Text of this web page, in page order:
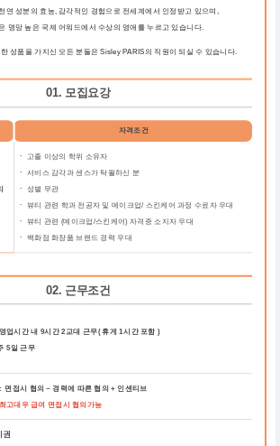
연 성분의 효능, 감각적인 경험으로 전세계에서 인정받고 있으며,
명망 높은 국제 어워드에서 수상의 영애를 누르고 있습니다.
성품을 가지신 모든 분들은 Sisley PARIS의 직원이 되실 수 있습니다.
01. 모집요강
자격조건
ㆍ
고졸 이상의 학위 소유자
ㆍ
서비스 감각과 센스가 탁월하신 분
ㆍ
성별 무관
ㆍ
뷰티 관련 학과 전공자 및 메이크업/ 스킨케어 과정 수료자 우대
ㆍ
뷰티 관련 (메이크업/스킨케어) 자격증 소지자 우대
ㆍ
백화점 화장품 브랜드 경력 우대
02. 근무조건
업시간 내 9시간 2교대 근무( 휴게 1시간 포함 )
5일 근무
면접시 협의 ~ 경력에 따른 협의+ 인센티브
고대우 급여 면접시 협의가능
권